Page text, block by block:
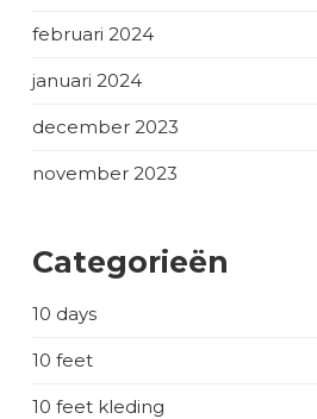
februari 2024
januari 2024
december 2023
november 2023
Categorieën
10 days
10 feet
10 feet kleding